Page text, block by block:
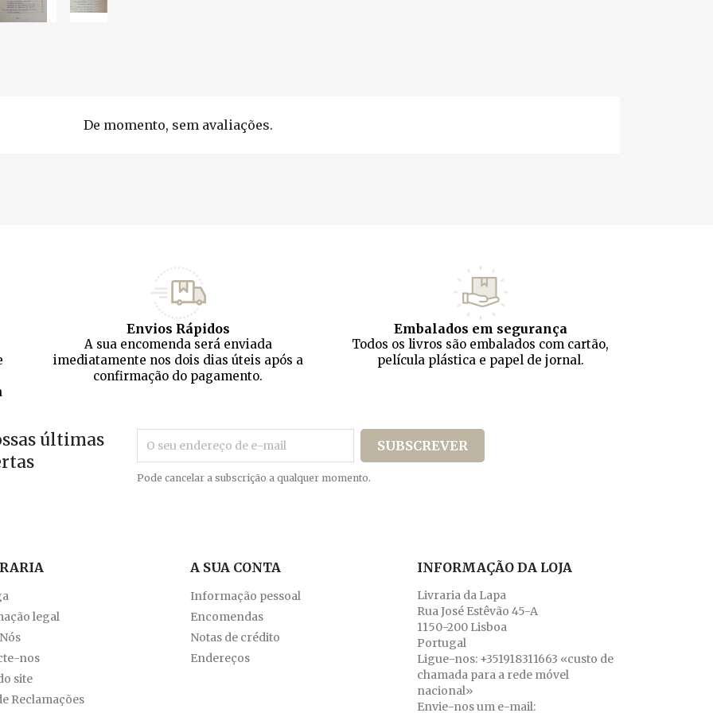
De momento, sem avaliações.
Envios Rápidos
A sua encomenda será enviada
imediatamente nos dois dias úteis após a
confirmação do pagamento.
Embalados em segurança
Todos os livros são embalados com cartão,
película plástica e papel de jornal.
últimas
Pode cancelar a subscrição a qualquer momento.
legal
nos
site
Reclamações
A SUA CONTA
Informação pessoal
Encomendas
Notas de crédito
Endereços
INFORMAÇÃO DA LOJA
Livraria da Lapa
Rua José Estêvão 45-A
1150-200 Lisboa
Portugal
Ligue-nos: +351918311663 «custo de
chamada para a rede móvel
nacional»
Envie-nos um e-mail: